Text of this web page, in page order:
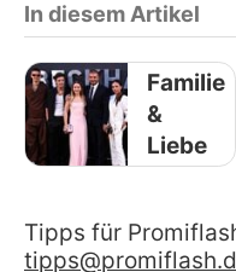
In diesem Artikel
Familie
&
Liebe
Tipps für